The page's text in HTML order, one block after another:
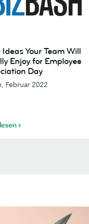
Ideas Your Team Will
Enjoy for Employee
Day
Februar 2022